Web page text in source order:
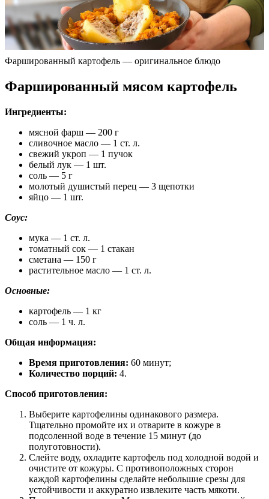
Фаршированный картофель — оригинальное блюдо
Фаршированный мясом картофель
Ингредиенты:
мясной фарш — 200 г
сливочное масло — 1 ст. л.
свежий укроп — 1 пучок
белый лук — 1 шт.
соль — 5 г
молотый душистый перец — 3 щепотки
яйцо — 1 шт.
Соус:
мука — 1 ст. л.
томатный сок — 1 стакан
сметана — 150 г
растительное масло — 1 ст. л.
Основные:
картофель — 1 кг
соль — 1 ч. л.
Общая информация:
Время приготовления: 60 минут;
Количество порций: 4.
Способ приготовления:
Выберите картофелины одинакового размера.
Тщательно промойте их и отварите в кожуре в
подсоленной воде в течение 15 минут (до
полуготовности).
Слейте воду, охладите картофель под холодной водой и
очистите от кожуры. С противоположных сторон
каждой картофелины сделайте небольшие срезы для
устойчивости и аккуратно извлеките часть мякоти.